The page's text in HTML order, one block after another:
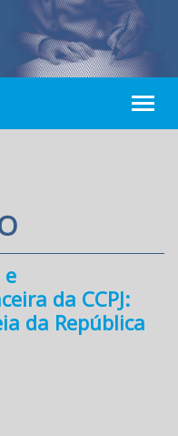
da CCPJ:
da República